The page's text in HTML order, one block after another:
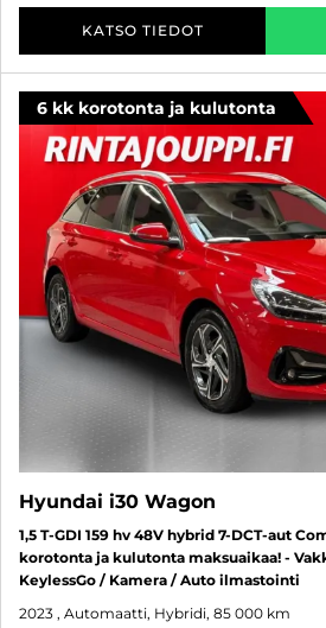
KATSO TIEDOT
6 kk korotonta ja kulutonta
Hyundai i30 Wagon
1,5 T-GDI 159 hv 48V hybrid 7-DCT-aut
korotonta ja kulutonta maksuaikaa! -
KeylessGo / Kamera / Auto ilmastointi
2023 , Automaatti, Hybridi, 85 000 km